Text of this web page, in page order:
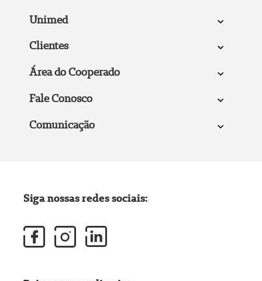
Unimed
Clientes
Área do Cooperado
Fale Conosco
Comunicação
Siga nossas redes sociais: